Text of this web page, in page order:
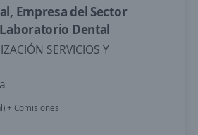
Empresa del Sector
Dental
SERVICIOS Y
+ Comisiones